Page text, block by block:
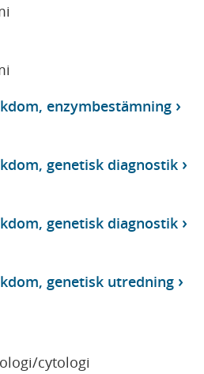
enzymbestämning
genetisk diagnostik
genetisk diagnostik
genetisk utredning
cytologi